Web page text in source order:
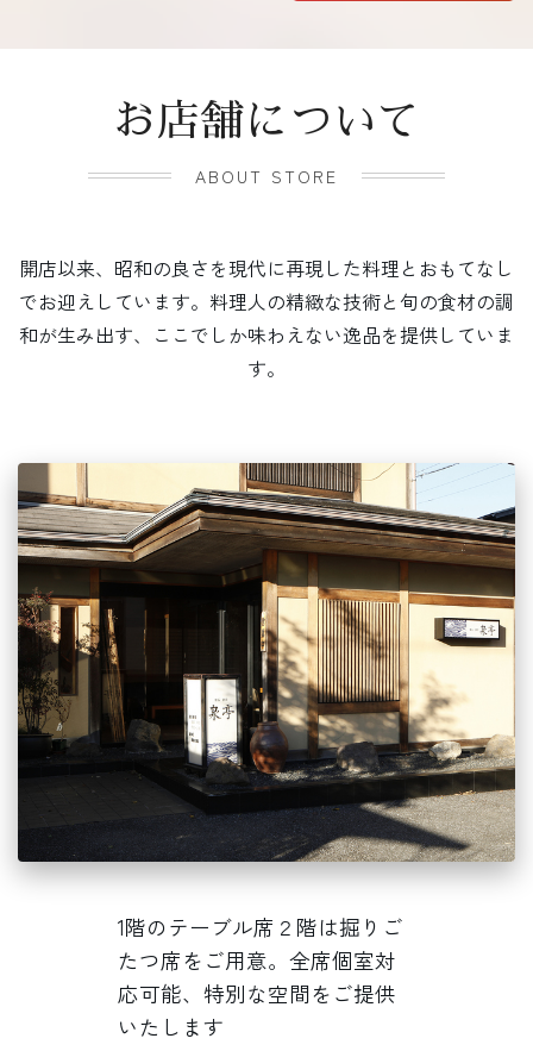
お店舗について
ABOUT STORE
開店以来、昭和の良さを現代に再現した料理とおもてなし
でお迎えしています。料理人の精緻な技術と旬の食材の調
和が生み出す、ここでしか味わえない逸品を提供していま
す。
1階のテーブル席２階は掘りご
たつ席をご用意。全席個室対
応可能、特別な空間をご提供
いたします